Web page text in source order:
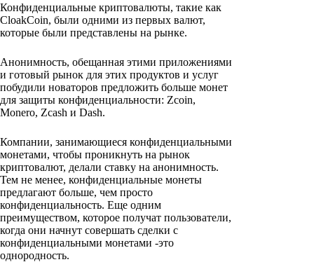
Конфиденциальные криптовалюты, такие как
CloakCoin, были одними из первых валют,
которые были представлены на рынке.
Анонимность, обещанная этими приложениями
и готовый рынок для этих продуктов и услуг
побудили новаторов предложить больше монет
для защиты конфиденциальности: Zcoin,
Monero, Zcash и Dash.
Компании, занимающиеся конфиденциальными
монетами, чтобы проникнуть на рынок
криптовалют, делали ставку на анонимность.
Тем не менее, конфиденциальные монеты
предлагают больше, чем просто
конфиденциальность. Еще одним
преимуществом, которое получат пользователи,
когда они начнут совершать сделки с
конфиденциальными монетами -это
однородность.